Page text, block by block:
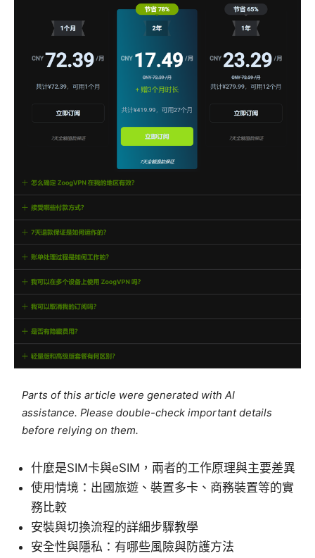
Parts of this article were generated with AI
assistance. Please double-check important details
before relying on them.
什麼是SIM卡與eSIM，兩者的工作原理與主要差異
使用情境：出國旅遊、裝置多卡、商務裝置等的實
務比較
安裝與切換流程的詳細步驟教學
安全性與隱私：有哪些風險與防護方法